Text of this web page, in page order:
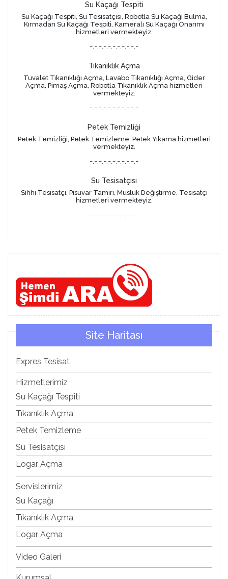
Su Kaçağı Tespiti
Su Kaçağı Tespiti, Su Tesisatçısı, Robotla Su Kaçağı Bulma,
Kırmadan Su Kaçağı Tespiti, Kameralı Su Kaçağı Onarımı
hizmetleri vermekteyiz.
-.-.-.-.-.-.-.-.-.-.-
Tıkanıklık Açma
Tuvalet Tıkanıklığı Açma, Lavabo Tıkanıklığı Açma, Gider
Açma, Pimaş Açma, Robotla Tıkanıklık Açma hizmetleri
vermekteyiz.
-.-.-.-.-.-.-.-.-.-.-
Petek Temizliği
Petek Temizliği, Petek Temizleme, Petek Yıkama hizmetleri
vermekteyiz.
-.-.-.-.-.-.-.-.-.-.-
Su Tesisatçısı
Sıhhi Tesisatçı, Pisuvar Tamiri, Musluk Değiştirme, Tesisatçı
hizmetleri vermekteyiz.
-.-.-.-.-.-.-.-.-.-.-
Site Haritası
Expres Tesisat
Hizmetlerimiz
Su Kaçağı Tespiti
Tıkanıklık Açma
Petek Temizleme
Su Tesisatçısı
Logar Açma
Servislerimiz
Su Kaçağı
Tıkanıklık Açma
Logar Açma
Video Galeri